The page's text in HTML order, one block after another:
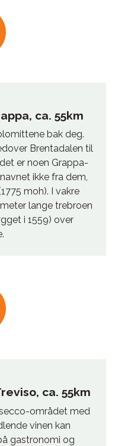
ca. 55km
bak deg.
Brentadalen til
er noen Grappa-
ikke fra dem,
moh). I vakre
lange trebroen
i 1559) over
ca. 55km
området med
vinen kan
gastronomi og